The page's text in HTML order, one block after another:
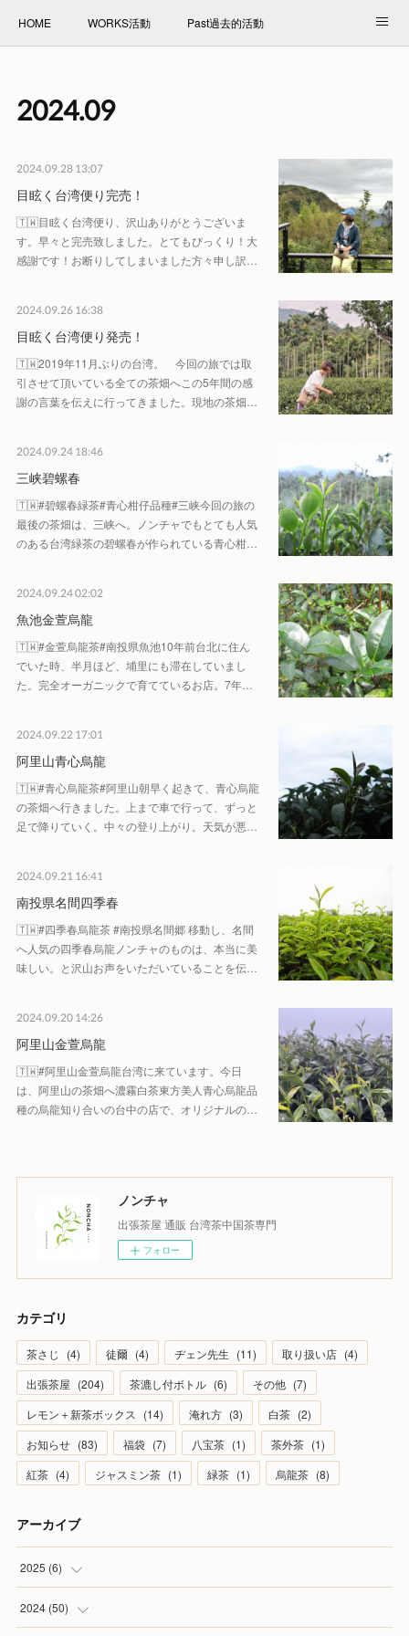
HOME WORKS活動 Past過去的活動
2024.09
2024.09.28 13:07
目眩く台湾便り完売！
🇹🇼目眩く台湾便り、沢山ありがとうございま
す。早々と完売致しました。とてもびっくり！大
感謝です！お断りしてしまいました方々申し訳…
2024.09.26 16:38
目眩く台湾便り発売！
🇹🇼2019年11月ぶりの台湾。 今回の旅では取
引させて頂いている全ての茶畑へこの5年間の感
謝の言葉を伝えに行ってきました。現地の茶畑…
2024.09.24 18:46
三峡碧螺春
🇹🇼#碧螺春緑茶#青心柑仔品種#三峡今回の旅の
最後の茶畑は、三峡へ。ノンチャでもとても人気
のある台湾緑茶の碧螺春が作られている青心柑…
2024.09.24 02:02
魚池金萱烏龍
🇹🇼#金萱烏龍茶#南投県魚池10年前台北に住ん
でいた時、半月ほど、埔里にも滞在していまし
た。完全オーガニックで育てているお店。7年…
2024.09.22 17:01
阿里山青心烏龍
🇹🇼#青心烏龍茶#阿里山朝早く起きて、青心烏龍
の茶畑へ行きました。上まで車で行って、ずっと
足で降りていく。中々の登り上がり。天気が悪…
2024.09.21 16:41
南投県名間四季春
🇹🇼#四季春烏龍茶 #南投県名間郷 移動し、名間
へ人気の四季春烏龍ノンチャのものは、本当に美
味しい。と沢山お声をいただいていることを伝…
2024.09.20 14:26
阿里山金萱烏龍
🇹🇼#阿里山金萱烏龍台湾に来ています。今日
は、阿里山の茶畑へ濃霧白茶東方美人青心烏龍品
種の烏龍知り合いの台中の店で、オリジナルの…
ノンチャ
出張茶屋 通販 台湾茶中国茶専門
フォロー
カテゴリ
茶さじ (4) 徒爾 (4) ヂェン先生 (11) 取り扱い店 (4)
出張茶屋 (204) 茶漉し付ボトル (6) その他 (7)
レモン＋新茶ボックス
(14) 淹れ方 (3) 白茶 (2)
お知らせ (83) 福袋 (7) 八宝茶 (1) 茶外茶 (1)
紅茶 (4) ジャスミン茶 (1) 緑茶 (1) 烏龍茶 (8)
アーカイブ
2025 (6)
(1
2024 (50)